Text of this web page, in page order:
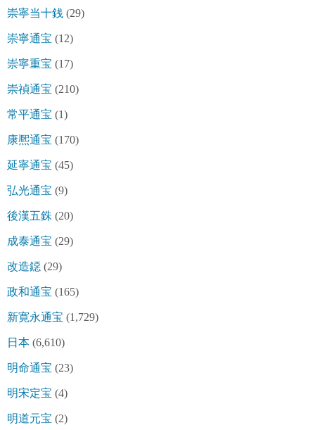
崇寧当十銭 (29)
崇寧通宝 (12)
崇寧重宝 (17)
崇禎通宝 (210)
常平通宝 (1)
康熈通宝 (170)
延寧通宝 (45)
弘光通宝 (9)
後漢五銖 (20)
成泰通宝 (29)
改造鐚 (29)
政和通宝 (165)
新寛永通宝 (1,729)
日本 (6,610)
明命通宝 (23)
明宋定宝 (4)
明道元宝 (2)